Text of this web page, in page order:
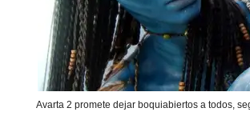
Avarta 2 promete dejar boquiabiertos a todos,